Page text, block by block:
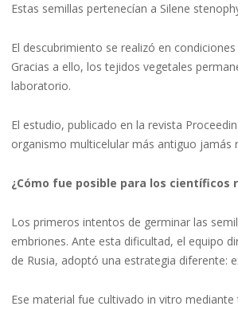
Estas semillas pertenecían a Silene
El descubrimiento se realizó en
Gracias a ello, los tejidos vegetales
laboratorio.
El estudio, publicado en la revista
organismo multicelular más antiguo jamás
¿Cómo fue posible para los
Los primeros intentos de germinar las
embriones. Ante esta dificultad, el equipo
de Rusia, adoptó una estrategia diferente:
Ese material fue cultivado in vitro